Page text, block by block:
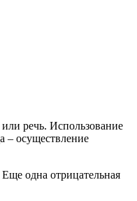
речь. Использование
– осуществление
одна отрицательная